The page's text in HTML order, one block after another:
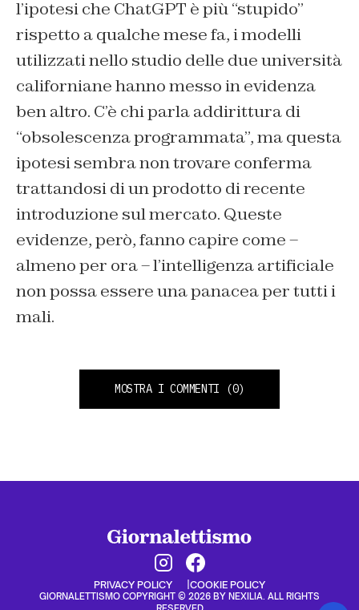
l’ipotesi che ChatGPT è più “stupido”
rispetto a qualche mese fa, i modelli
utilizzati nello studio delle due università
californiane hanno messo in evidenza
ben altro. C’è chi parla addirittura di
“obsolescenza programmata”, ma questa
ipotesi sembra non trovare conferma
trattandosi di un prodotto di recente
introduzione sul mercato. Queste
evidenze, però, fanno capire come –
almeno per ora – l’intelligenza artificiale
non possa essere una panacea per tutti i
mali.
MOSTRA I COMMENTI (0)
PRIVACY POLICY COOKIE POLICY
GIORNALETTISMO COPYRIGHT © 2026 BY NEXILIA. ALL RIGHTS